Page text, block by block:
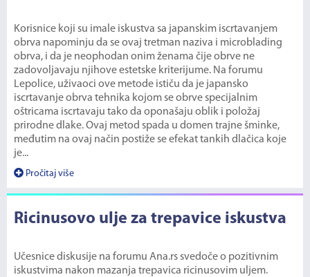
Korisnice koji su imale iskustva sa japanskim iscrtavanjem
obrva napominju da se ovaj tretman naziva i microblading
obrva, i da je neophodan onim ženama čije obrve ne
zadovoljavaju njihove estetske kriterijume. Na forumu
Lepolice, uživaoci ove metode ističu da je japansko
iscrtavanje obrva tehnika kojom se obrve specijalnim
oštricama iscrtavaju tako da oponašaju oblik i položaj
prirodne dlake. Ovaj metod spada u domen trajne šminke,
međutim na ovaj način postiže se efekat tankih dlačica koje
je...
Pročitaj više
Ricinusovo ulje za trepavice iskustva
Učesnice diskusije na forumu Ana.rs svedoče o pozitivnim
iskustvima nakon mazanja trepavica ricinusovim uljem.